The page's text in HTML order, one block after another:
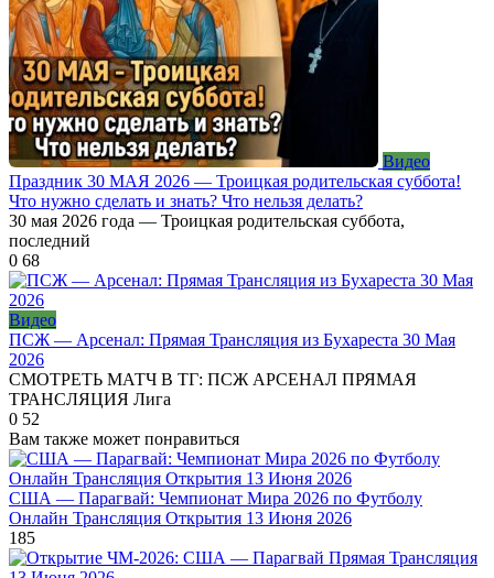
Видео
Праздник 30 МАЯ 2026 — Троицкая родительская суббота!
Что нужно сделать и знать? Что нельзя делать?
30 мая 2026 года — Троицкая родительская суббота,
последний
0 68
Видео
ПСЖ — Арсенал: Прямая Трансляция из Бухареста 30 Мая
2026
СМОТРЕТЬ МАТЧ В ТГ: ПСЖ АРСЕНАЛ ПРЯМАЯ
ТРАНСЛЯЦИЯ Лига
0 52
Вам также может понравиться
США — Парагвай: Чемпионат Мира 2026 по Футболу
Онлайн Трансляция Открытия 13 Июня 2026
185